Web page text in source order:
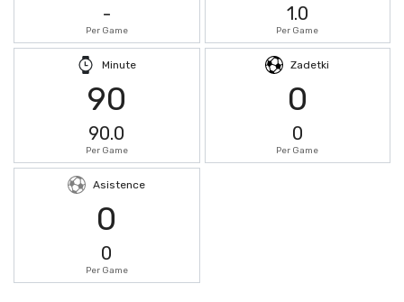
-
Per Game
1.0
Per Game
Minute
90
90.0
Per Game
Zadetki
0
0
Per Game
Asistence
0
0
Per Game